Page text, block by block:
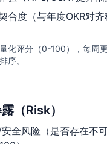
合度（与年度OKR对
化评分（0-100），每周
序。
（Risk）
全风险（是否存在不